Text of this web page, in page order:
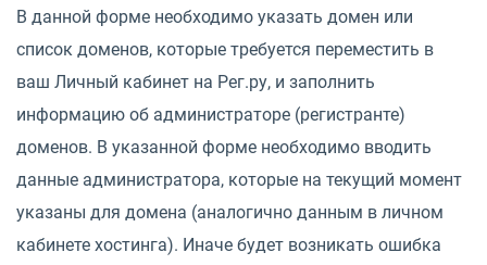
В данной форме необходимо указать домен или
список доменов, которые требуется переместить в
ваш Личный кабинет на Рег.ру, и заполнить
информацию об администраторе (регистранте)
доменов. В указанной форме необходимо вводить
данные администратора, которые на текущий момент
указаны для домена (аналогично данным в личном
кабинете хостинга). Иначе будет возникать ошибка